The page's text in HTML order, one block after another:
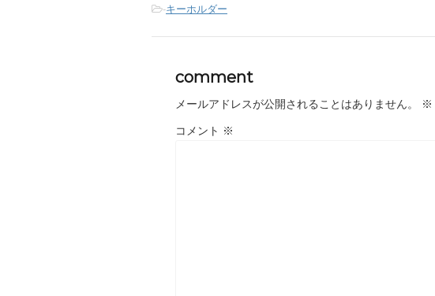
-キーホルダー
comment
メールアドレスが公開されることはありません。 ※
コメント ※